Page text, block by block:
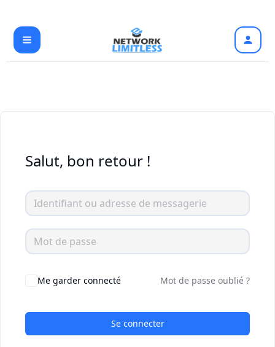
Aller
au
contenu
Salut, bon retour !
Me garder connecté Mot de passe oublié ?
Se connecter